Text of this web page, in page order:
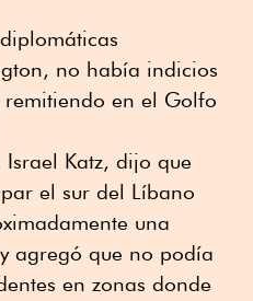
no había indicios
en el Golfo
Katz, dijo que
el sur del Líbano
una
agregó que no podía
en zonas donde